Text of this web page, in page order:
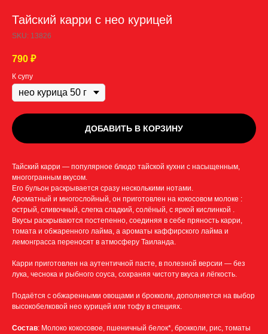
Тайский карри с нео курицей
SKU: 13826
790 ₽
К супу
ДОБАВИТЬ В КОРЗИНУ
Тайский карри — популярное блюдо тайской кухни с насыщенным,
многогранным вкусом.
Его бульон раскрывается сразу несколькими нотами.
Ароматный и многослойный, он приготовлен на кокосовом молоке :
острый, сливочный, слегка сладкий, солёный, с яркой кислинкой .
Вкусы раскрываются постепенно, соединяя в себе пряность карри,
томата и обжаренного лайма, а ароматы каффирского лайма и
лемонграсса переносят в атмосферу Таиланда.
Карри приготовлен на аутентичной пасте, в полезной версии — без
лука, чеснока и рыбного соуса, сохраняя чистоту вкуса и лёгкость.
Подаётся с обжаренными овощами и брокколи, дополняется на выбор
высокобелковой нео курицей или тофу в специях.
Состав: Молоко кокосовое, пшеничный белок*, брокколи, рис, томаты